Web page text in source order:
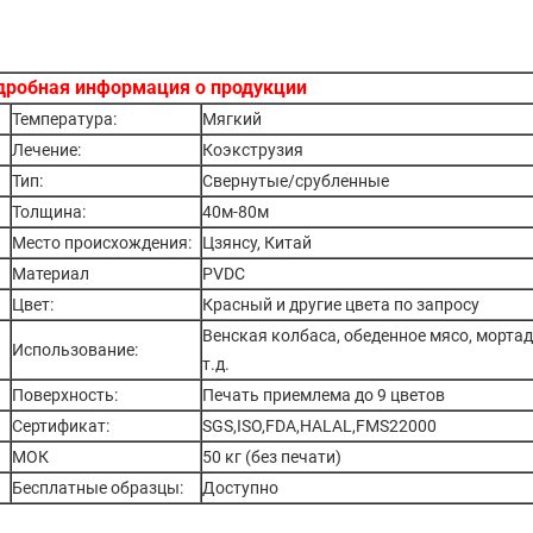
информация о продукции
Температура:
Мягкий
Лечение:
Коэкструзия
Тип:
Свернутые/срубленные
Толщина:
40м-80м
Место происхождения:
Цзянсу, Китай
Материал
PVDC
Цвет: Красный и другие цвета по запросу
Использование:
Венская колбаса, обеденное мясо,
т.д.
Поверхность:
Печать приемлема до 9 цветов
Сертификат:
SGS,ISO,FDA,HALAL,FMS22000
МОК
50 кг (без печати)
Бесплатные образцы: Доступно